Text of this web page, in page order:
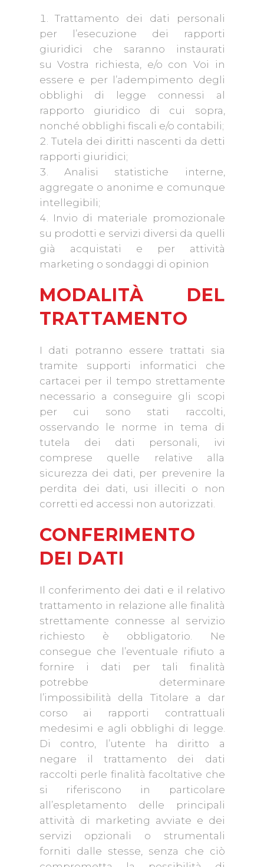
Trattamento dei dati personali
per l’esecuzione dei rapporti
giuridici che saranno instaurati
su Vostra richiesta, e/o con Voi in
essere e per l’adempimento degli
obblighi di legge connessi al
rapporto giuridico di cui sopra,
nonché obblighi fiscali e/o contabili;
Tutela dei diritti nascenti da detti
rapporti giuridici;
Analisi statistiche interne,
aggregate o anonime e comunque
intellegibili;
Invio di materiale promozionale
su prodotti e servizi diversi da quelli
già acquistati e per attività
marketing o sondaggi di opinion
MODALITÀ DEL
TRATTAMENTO
I dati potranno essere trattati sia
tramite supporti informatici che
cartacei per il tempo strettamente
necessario a conseguire gli scopi
per cui sono stati raccolti,
osservando le norme in tema di
tutela dei dati personali, ivi
comprese quelle relative alla
sicurezza dei dati, per prevenire la
perdita dei dati, usi illeciti o non
corretti ed accessi non autorizzati.
CONFERIMENTO
DEI DATI
Il conferimento dei dati e il relativo
trattamento in relazione alle finalità
strettamente connesse al servizio
richiesto è obbligatorio. Ne
consegue che l’eventuale rifiuto a
fornire i dati per tali finalità
potrebbe determinare
l’impossibilità della Titolare a dar
corso ai rapporti contrattuali
medesimi e agli obblighi di legge.
Di contro, l’utente ha diritto a
negare il trattamento dei dati
raccolti perle finalità facoltative che
si riferiscono in particolare
all’espletamento delle principali
attività di marketing avviate e dei
servizi opzionali o strumentali
forniti dalle stesse, senza che ciò